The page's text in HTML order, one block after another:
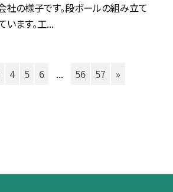
の様子です。段ボールの組み立て
います。工...
4 5 6 ... 56 57 »